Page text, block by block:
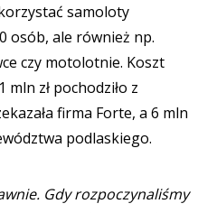
samoloty
osób, ale również np.
czy motolotnie. Koszt
mln zł pochodziło z
firma Forte, a 6 mln
podlaskiego.
Gdy rozpoczynaliśmy